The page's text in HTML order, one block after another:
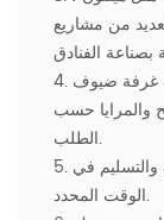
من مشاريع
4. لا يوجد حد أدنى مطلوب للطلب ، سواء كانت غرفة ضيوف
والمرايا حسب
الطلب.
5. التكلفة المدرجة في الميزانية بجودة مضمونة والتسليم في
الوقت المحدد.